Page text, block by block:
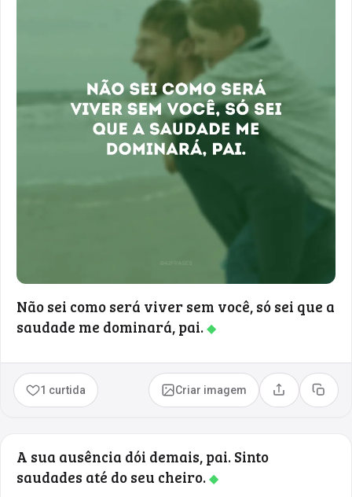
Não sei como será viver sem você, só sei que a
saudade me dominará, pai.◆
1 curtida Criar imagem Compartilhar
Copiar
A sua ausência dói demais, pai. Sinto
saudades até do seu cheiro.◆